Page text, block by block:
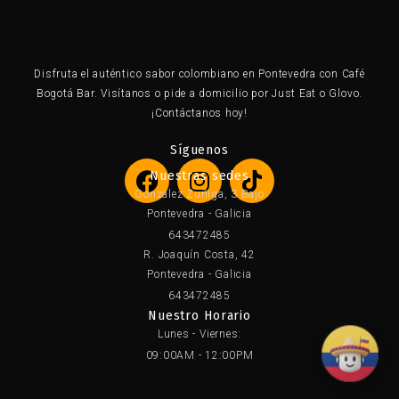
Disfruta el auténtico sabor colombiano en Pontevedra con Café
Bogotá Bar. Visítanos o pide a domicilio por Just Eat o Glovo.
¡Contáctanos hoy!
Síguenos
F
a
c
b
o
k
I
n
s
t
a
g
r
a
m
T
i
o
Nuestras sedes
Gonzalez Zuñiga, 3 Bajo
Pontevedra - Galicia
643472485
R. Joaquín Costa, 42
Pontevedra - Galicia
643472485
Nuestro Horario
Lunes - Viernes:
09:00AM - 12:00PM